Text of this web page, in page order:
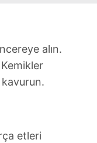
alın.
etleri